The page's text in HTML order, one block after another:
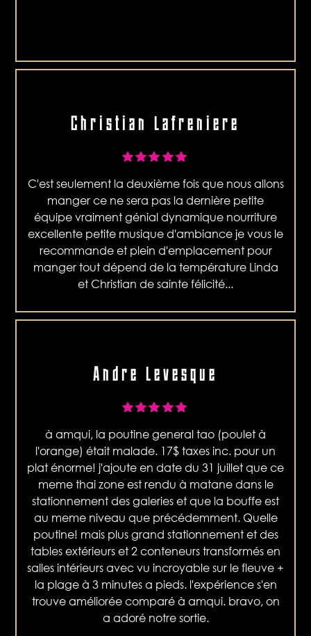
Christian Lafreniere
C'est seulement la deuxième fois que nous allons
manger ce ne sera pas la dernière petite
équipe vraiment génial dynamique nourriture
excellente petite musique d'ambiance je vous le
recommande et plein d'emplacement pour
manger tout dépend de la température Linda
et Christian de sainte félicité...
Andre Levesque
à amqui, la poutine general tao (poulet à
l'orange) était malade. 17$ taxes inc. pour un
plat énorme! j'ajoute en date du 31 juillet que ce
meme thai zone est rendu à matane dans le
stationnement des galeries et que la bouffe est
au meme niveau que précédemment. Quelle
poutine! mais plus grand stationnement et des
tables extérieurs et 2 conteneurs transformés en
salles intérieurs avec vu incroyable sur le fleuve +
la plage à 3 minutes a pieds. l'expérience s'en
trouve améliorée comparé à amqui. bravo, on
a adoré notre sortie.